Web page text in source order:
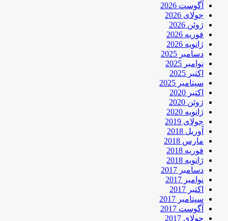
آگوست 2026
جولای 2026
ژوئن 2026
فوریه 2026
ژانویه 2026
دسامبر 2025
نوامبر 2025
اکتبر 2025
سپتامبر 2025
اکتبر 2020
ژوئن 2020
ژانویه 2020
جولای 2019
آوریل 2018
مارس 2018
فوریه 2018
ژانویه 2018
دسامبر 2017
نوامبر 2017
اکتبر 2017
سپتامبر 2017
آگوست 2017
جولای 2017